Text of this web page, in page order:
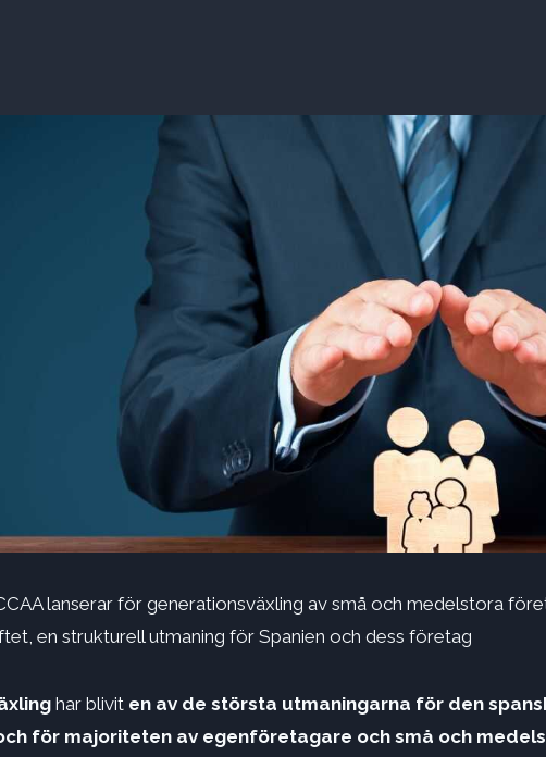
lanserar för generationsväxling av små och medelstora
en strukturell utmaning för Spanien och dess företag
har blivit en av de största utmaningarna för den
för majoriteten av egenföretagare och små och